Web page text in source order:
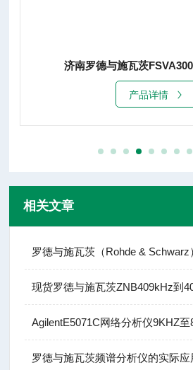
频谱分析仪
相关文章
AgilentE5071C网络分析仪9KHZ至
罗德与施瓦茨频谱分析仪的实际应